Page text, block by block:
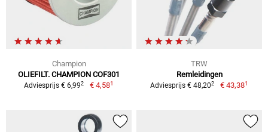
Champion
OLIEFILT. CHAMPION COF301
Adviesprijs € 6,992 € 4,581
TRW
Remleidingen
Adviesprijs € 48,202 € 43,381